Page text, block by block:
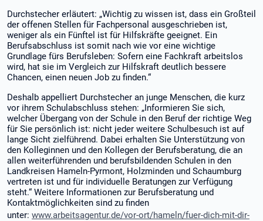
Durchstecher erläutert: „Wichtig zu wissen ist, dass ein Großteil
der offenen Stellen für Fachpersonal ausgeschrieben ist,
weniger als ein Fünftel ist für Hilfskräfte geeignet. Ein
Berufsabschluss ist somit nach wie vor eine wichtige
Grundlage fürs Berufsleben: Sofern eine Fachkraft arbeitslos
wird, hat sie im Vergleich zur Hilfskraft deutlich bessere
Chancen, einen neuen Job zu finden.“
Deshalb appelliert Durchstecher an junge Menschen, die kurz
vor ihrem Schulabschluss stehen: „Informieren Sie sich,
welcher Übergang von der Schule in den Beruf der richtige Weg
für Sie persönlich ist: nicht jeder weitere Schulbesuch ist auf
lange Sicht zielführend. Dabei erhalten Sie Unterstützung von
den Kolleginnen und den Kollegen der Berufsberatung, die an
allen weiterführenden und berufsbildenden Schulen in den
Landkreisen Hameln-Pyrmont, Holzminden und Schaumburg
vertreten ist und für individuelle Beratungen zur Verfügung
steht.“ Weitere Informationen zur Berufsberatung und
Kontaktmöglichkeiten sind zu finden
unter: www.arbeitsagentur.de/vor-ort/hameln/fuer-dich-mit-dir-